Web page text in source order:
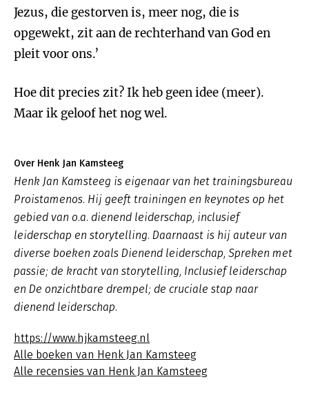
Jezus, die gestorven is, meer nog, die is
opgewekt, zit aan de rechterhand van God en
pleit voor ons.’
Hoe dit precies zit? Ik heb geen idee (meer).
Maar ik geloof het nog wel.
Over Henk Jan Kamsteeg
Henk Jan Kamsteeg is eigenaar van het trainingsbureau
Proistamenos. Hij geeft trainingen en keynotes op het
gebied van o.a. dienend leiderschap, inclusief
leiderschap en storytelling. Daarnaast is hij auteur van
diverse boeken zoals Dienend leiderschap, Spreken met
passie; de kracht van storytelling, Inclusief leiderschap
en De onzichtbare drempel; de cruciale stap naar
dienend leiderschap.
https://www.hjkamsteeg.nl
Alle boeken van Henk Jan Kamsteeg
Alle recensies van Henk Jan Kamsteeg